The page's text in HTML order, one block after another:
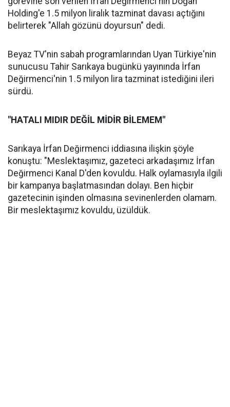
Holding'e 1.5 milyon liralık tazminat davası açtığını
belirterek "Allah gözünü doyursun" dedi.
Beyaz TV'nin sabah programlarından Uyan Türkiye'nin
sunucusu Tahir Sarıkaya bugünkü yayınında İrfan
Değirmenci'nin 1.5 milyon lira tazminat istediğini ileri
sürdü.
"HATALI MIDIR DEĞİL MİDİR BİLEMEM"
Sarıkaya İrfan Değirmenci iddiasına ilişkin şöyle
konuştu: "Meslektaşımız, gazeteci arkadaşımız İrfan
Değirmenci Kanal D'den kovuldu. Halk oylamasıyla ilgili
bir kampanya başlatmasından dolayı. Ben hiçbir
gazetecinin işinden olmasına sevinenlerden olamam.
Bir meslektaşımız kovuldu, üzüldük.